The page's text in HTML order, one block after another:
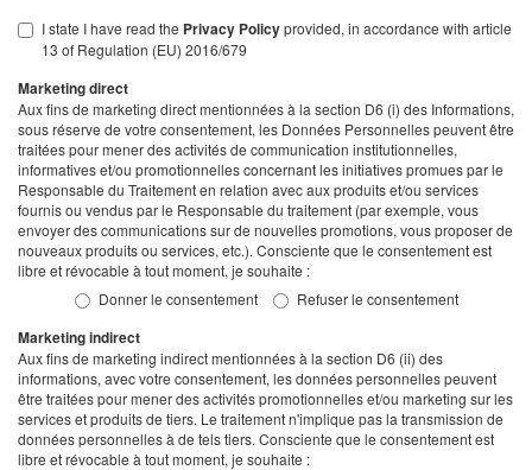
I state I have read the Privacy Policyprovided, in accordance with article
13 of Regulation (EU) 2016/679
Marketing direct
Aux fins de marketing direct mentionnées à la section D6 (i) des Informations,
sous réserve de votre consentement, les Données Personnelles peuvent être
traitées pour mener des activités de communication institutionnelles,
informatives et/ou promotionnelles concernant les initiatives promues par le
Responsable du Traitement en relation avec aux produits et/ou services
fournis ou vendus par le Responsable du traitement (par exemple, vous
envoyer des communications sur de nouvelles promotions, vous proposer de
nouveaux produits ou services, etc.). Consciente que le consentement est
libre et révocable à tout moment, je souhaite :
Donner le consentement
Refuser le consentement
Marketing indirect
Aux fins de marketing indirect mentionnées à la section D6 (ii) des
informations, avec votre consentement, les données personnelles peuvent
être traitées pour mener des activités promotionnelles et/ou marketing sur les
services et produits de tiers. Le traitement n'implique pas la transmission de
données personnelles à de tels tiers. Consciente que le consentement est
libre et révocable à tout moment, je souhaite :